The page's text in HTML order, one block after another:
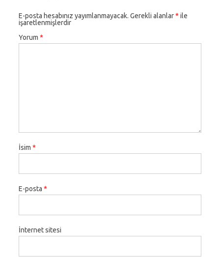
E-posta hesabınız yayımlanmayacak. Gerekli alanlar* ile
işaretlenmişlerdir
Yorum *
İsim *
E-posta *
İnternet sitesi